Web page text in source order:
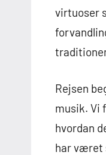
virtuoser
Rejsen
musik. Vi
hvordan
har været